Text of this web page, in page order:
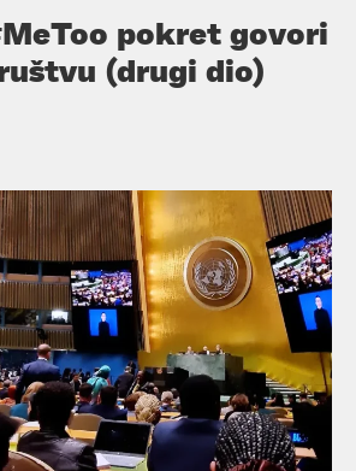
pokret govori
(drugi dio)